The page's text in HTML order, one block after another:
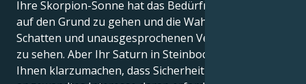
Ihre Skorpion-Sonne hat das Bedürfnis, den Dingen
auf den Grund zu gehen und die Wahrheit in den
Schatten und unausgesprochenen Vereinbarungen
zu sehen. Aber Ihr Saturn in Steinbock ist hier, um
Ihnen klarzumachen, dass Sicherheit ein